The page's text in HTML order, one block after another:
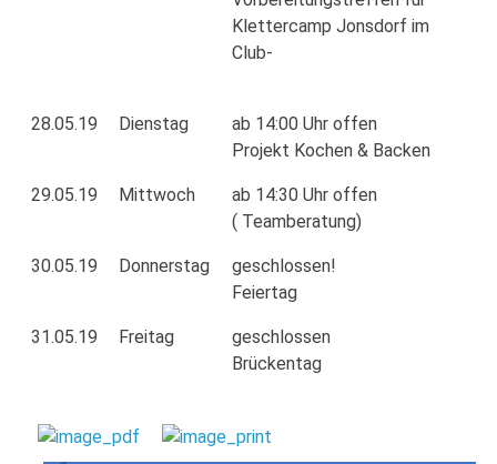
Klettercamp Jonsdorf im
Club-
28.05.19 Dienstag
ab 14:00 Uhr offen
Projekt Kochen & Backen
29.05.19 Mittwoch
ab 14:30 Uhr offen
( Teamberatung)
30.05.19 Donnerstag
geschlossen!
Feiertag
31.05.19 Freitag
geschlossen
Brückentag